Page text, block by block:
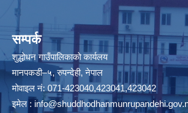
सम्पर्क
शुद्धोधन गाउँपालिकाको कार्यलय
मानपकडी–५, रुपन्देही, नेपाल
मोवाइल नं: 071-423040,423041,423042
इमेल :